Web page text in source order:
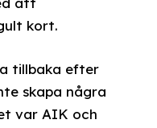
kort.
tillbaka efter
skapa några
var AIK och